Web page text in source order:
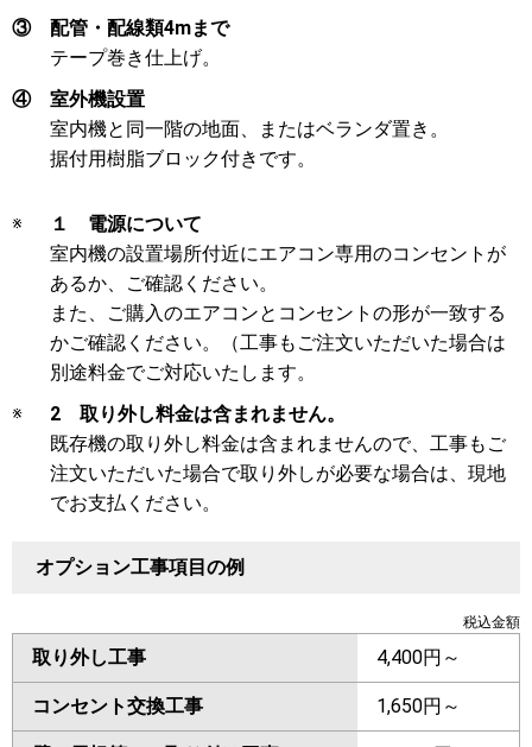
③
配管・配線類4mまで
テープ巻き仕上げ。
④
室外機設置
室内機と同一階の地面、またはベランダ置き。
据付用樹脂ブロック付きです。
※
１ 電源について
室内機の設置場所付近にエアコン専用のコンセントが
あるか、ご確認ください。
また、ご購入のエアコンとコンセントの形が一致する
かご確認ください。（工事もご注文いただいた場合は
別途料金でご対応いたします。
※
2 取り外し料金は含まれません。
既存機の取り外し料金は含まれませんので、工事もご
注文いただいた場合で取り外しが必要な場合は、現地
でお支払ください。
オプション工事項目の例
税込金額
取り外し工事 4,400円～
コンセント交換工事 1,650円～